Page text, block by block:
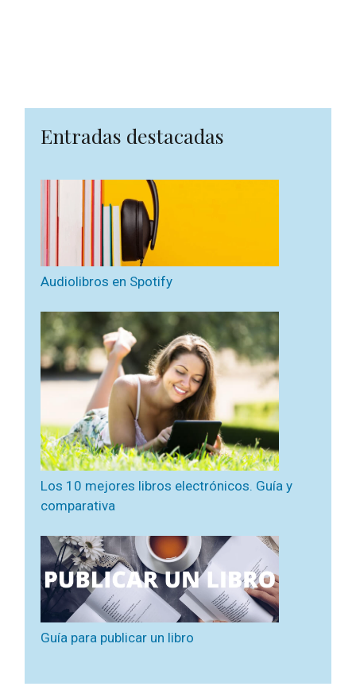
Entradas destacadas
Audiolibros en Spotify
Los 10 mejores libros electrónicos. Guía y
comparativa
Guía para publicar un libro